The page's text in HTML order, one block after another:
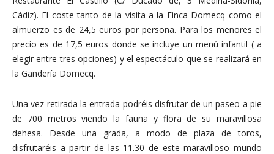
Cádiz). El coste tanto de la visita a la Finca Domecq como el
almuerzo es de 24,5 euros por persona. Para los menores el
precio es de 17,5 euros donde se incluye un menú infantil ( a
elegir entre tres opciones) y el espectáculo que se realizará en
la Gandería Domecq.
Una vez retirada la entrada podréis disfrutar de un paseo a pie
de 700 metros viendo la fauna y flora de su maravillosa
dehesa. Desde una grada, a modo de plaza de toros,
disfrutaréis a partir de las 11.30 de este maravilloso mundo